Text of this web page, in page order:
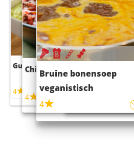
Guacamole
4
Chili con carne
4 45m
Bruine bonensoep
veganistisch
4
Sushi rijstsalade
maaltijdsalade
4